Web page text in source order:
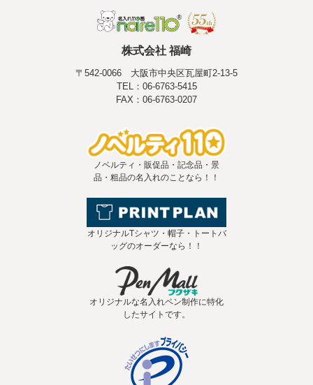
株式会社 福崎
〒542-0066 大阪市中央区瓦屋町2-13-5
TEL：06-6763-5415
FAX：06-6763-0207
ノベルティ・販促品・記念品・景
品・粗品の名入れのことなら！！
オリジナルTシャツ・帽子・トートバ
ッグのオーダーなら！！
オリジナルな名入れペン制作に特化
したサイトです。